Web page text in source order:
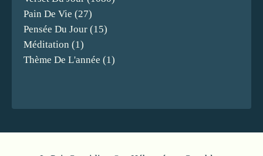
Pain De Vie (27)
Pensée Du Jour (15)
Méditation (1)
Thème De L'année (1)